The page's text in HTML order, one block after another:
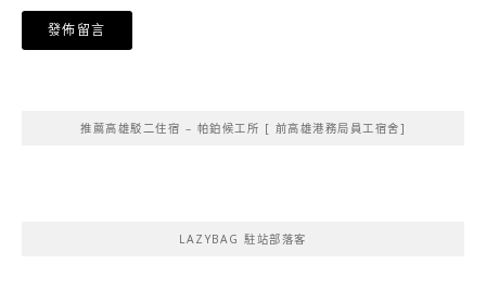
推薦高雄駁二住宿 – 帕鉑候工所 [ 前高雄港務局員工宿舍]
LAZYBAG 駐站部落客